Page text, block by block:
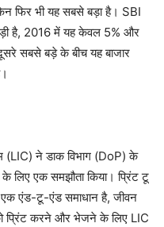
फिर भी यह सबसे बड़ा है। SBI
है, 2016 में यह केवल 5% और
सबसे बड़े के बीच यह बाजार
(LIC) ने डाक विभाग (DoP) के
के लिए एक समझौता किया। प्रिंट टू
एक एंड-टू-एंड समाधान है, जीवन
प्रिंट करने और भेजने के लिए LIC